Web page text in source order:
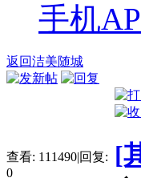
手机
返回洁美随城
查看: 111490|回复:
0
[